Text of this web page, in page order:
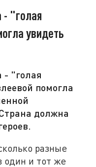
- "голая
увидеть
- "голая
помогла
должна
разные
один и тот же